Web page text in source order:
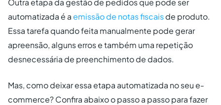
Outra etapa da gestão de pedidos que pode ser
automatizada é a emissão de notas fiscaisde produto.
Essa tarefa quando feita manualmente pode gerar
apreensão, alguns erros e também uma repetição
desnecessária de preenchimento de dados.
Mas, como deixar essa etapa automatizada no seu e-
commerce? Confira abaixo o passo a passo para fazer